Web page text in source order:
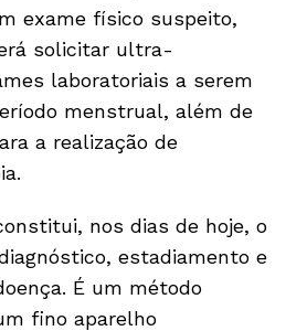
exame físico suspeito,
solicitar ultra-
laboratoriais a serem
menstrual, além de
a realização de
nos dias de hoje, o
estadiamento e
É um método
fino aparelho